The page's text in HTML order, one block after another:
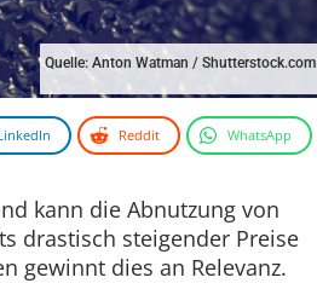
Quelle: Anton Watman / Shutterstock.com
Reddit WhatsApp
kann die Abnutzung von
drastisch steigender Preise
gewinnt dies an Relevanz.